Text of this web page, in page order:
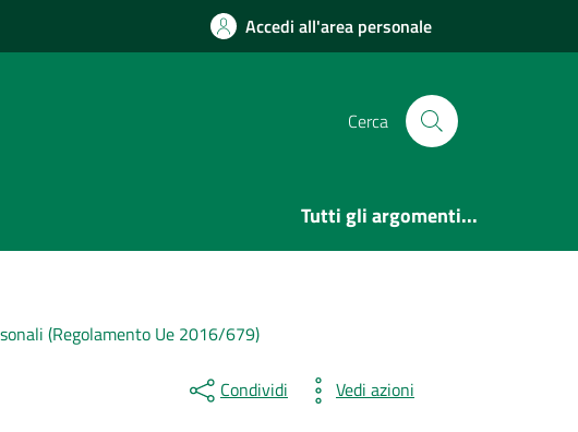
Accedi all'area personale
Cerca
Tutti gli argomenti...
(Regolamento Ue 2016/679)
Condividi Vedi azioni